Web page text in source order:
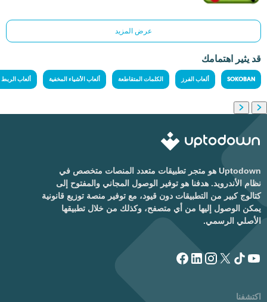
عرض المزيد
قد يثير اهتمامك
SOKOBAN ألعاب الفرز الكلمات المتقاطعة ألعاب الأشياء المخفية ألعاب الربط
Uptodown هو متجر تطبيقات متعدد المنصات متخصص في
نظام الأندرويد. هدفنا هو توفير الوصول المجاني والمفتوح إلى
كتالوج كبير من التطبيقات دون قيود، مع توفير منصة توزيع قانونية
يمكن الوصول إليها من أي متصفح، وكذلك من خلال تطبيقها
الأصلي الرسمي.
اكتشفنا